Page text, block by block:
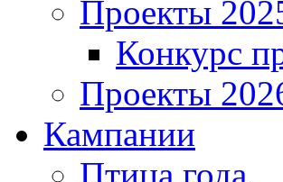
Проекты
Конкурс
Проекты
Кампании